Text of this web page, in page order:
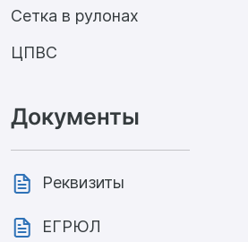
Сетка в рулонах
ЦПВС
Документы
Реквизиты
ЕГРЮЛ